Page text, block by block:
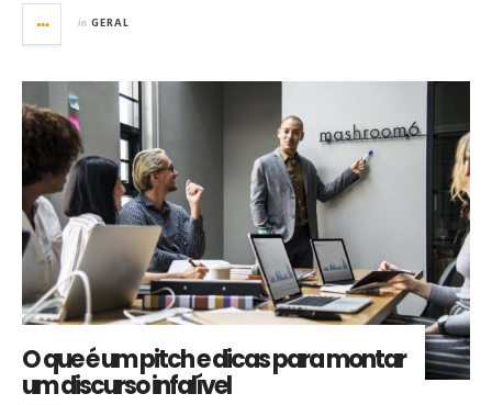
in GERAL
O que é um pitch e dicas para montar
um discurso infalível